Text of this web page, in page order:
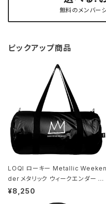
無料のメンバー
ピックアップ商品
LOQI ローキー Metallic Weeken
der メタリック ウィークエンダー ボ
ストンバッグ ショルダーバッグ JEAN
¥8,250